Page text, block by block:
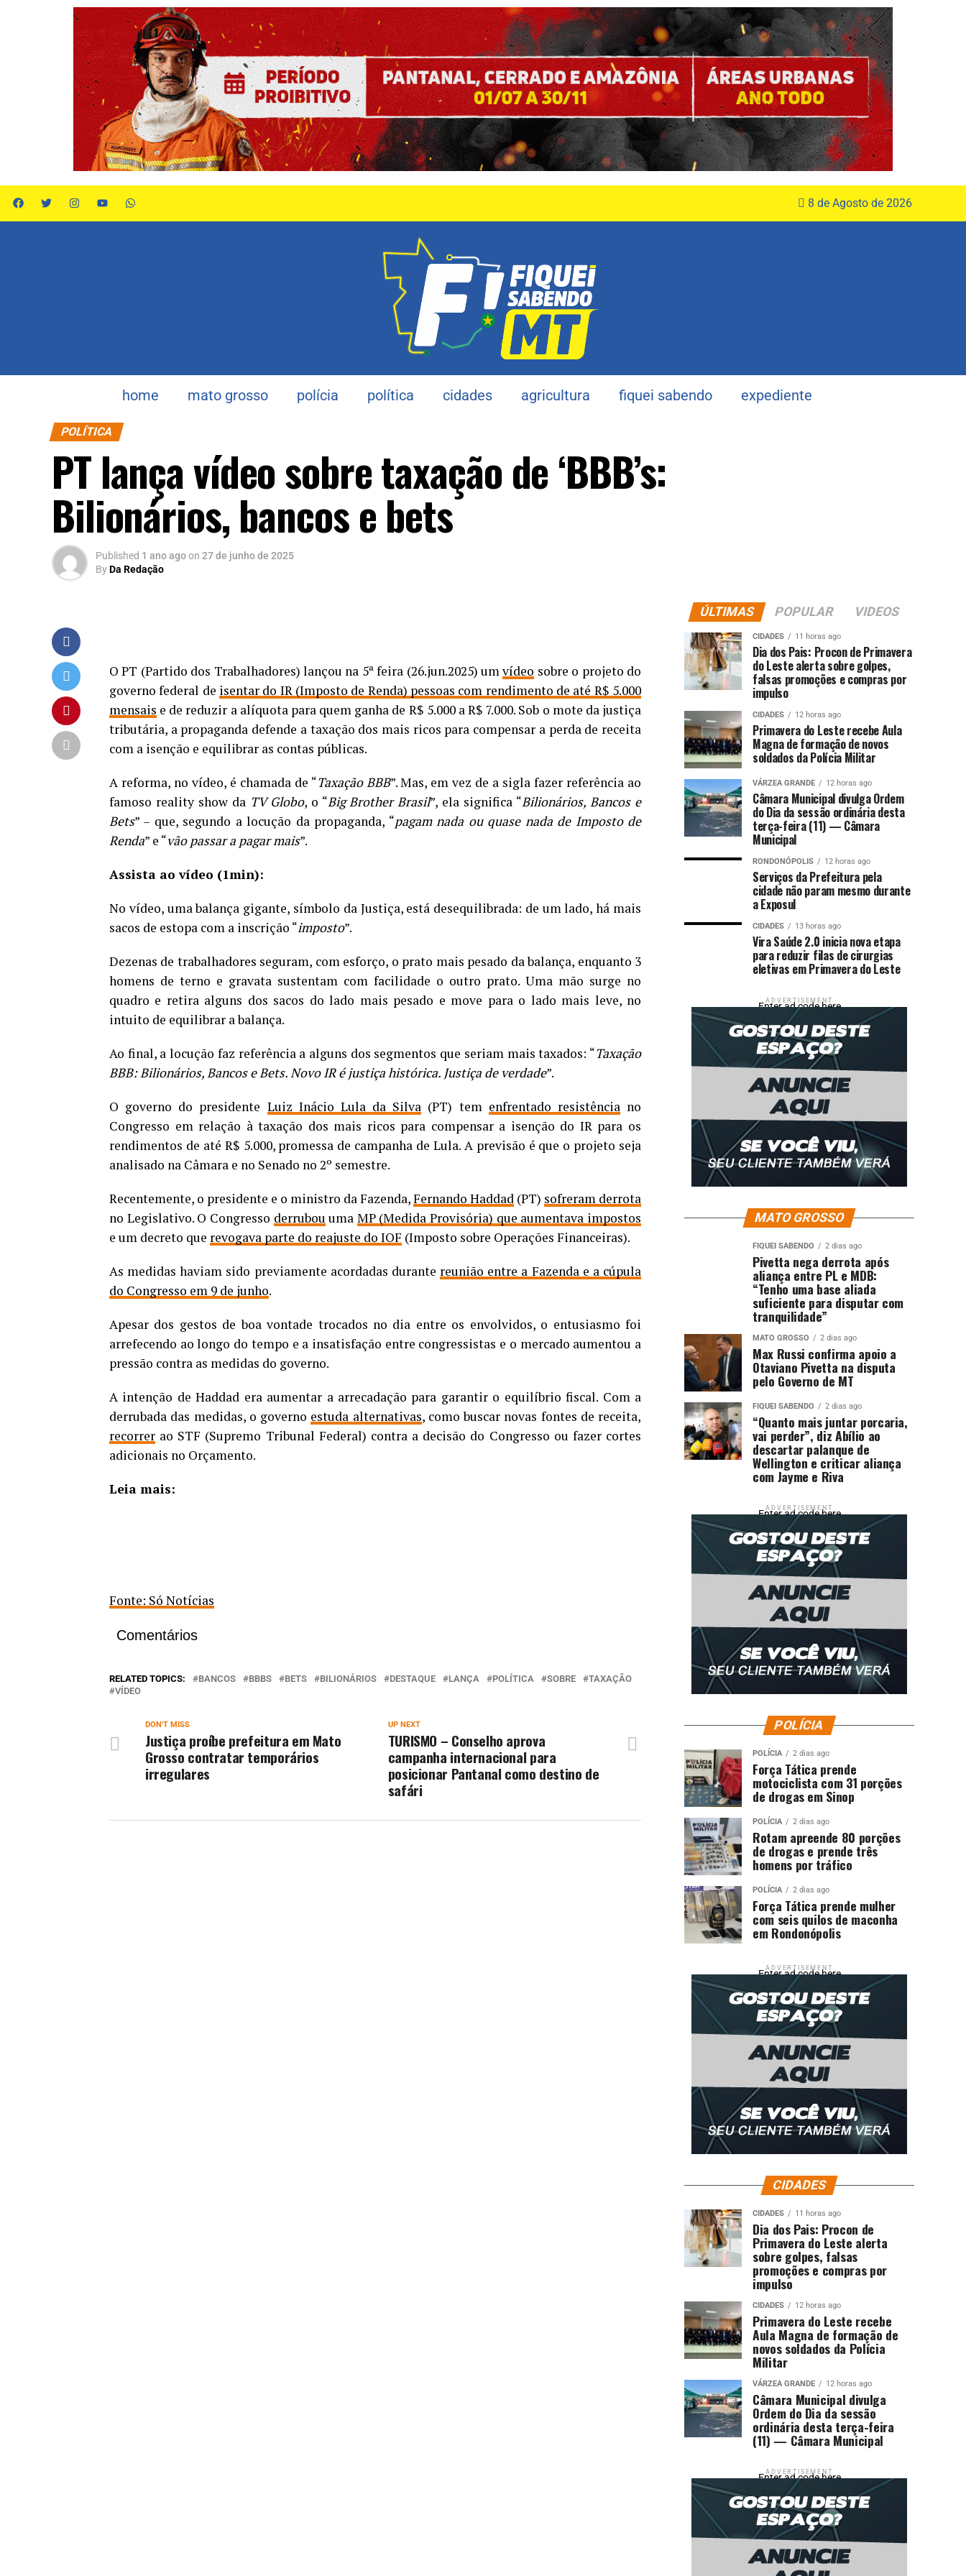
8 de Agosto de 2026
home mato grosso polícia política cidades agricultura fiquei sabendo expediente
POLÍTICA
PT lança vídeo sobre taxação de ‘BBB’s:
Bilionários, bancos e bets
Published 1 ano agoon 27 de junho de 2025
ByDa Redação
O PT (Partido dos Trabalhadores) lançou na 5ª feira (26.jun.2025) umvídeo sobre o projeto do
governo federal de isentar do IR (Imposto de Renda) pessoas com rendimento de até R$ 5.000
mensais e de reduzir a alíquota para quem ganha de R$ 5.000 a R$ 7.000. Sob o mote da justiça
tributária, a propaganda defende a taxação dos mais ricos para compensar a perda de receita
com a isenção e equilibrar as contas públicas.
A reforma, no vídeo, é chamada de “Taxação BBB”. Mas, em vez de a sigla fazer referência ao
famoso reality show da TV Globo, o “Big Brother Brasil”, ela significa “Bilionários, Bancos e
Bets” – que, segundo a locução da propaganda, “pagam nada ou quase nada de Imposto de
Renda” e “vão passar a pagar mais”.
Assista ao vídeo (1min):
No vídeo, uma balança gigante, símbolo da Justiça, está desequilibrada: de um lado, há mais
sacos de estopa com a inscrição “imposto”.
Dezenas de trabalhadores seguram, com esforço, o prato mais pesado da balança, enquanto 3
homens de terno e gravata sustentam com facilidade o outro prato. Uma mão surge no
quadro e retira alguns dos sacos do lado mais pesado e move para o lado mais leve, no
intuito de equilibrar a balança.
Ao final, a locução faz referência a alguns dos segmentos que seriam mais taxados: “Taxação
BBB: Bilionários, Bancos e Bets. Novo IR é justiça histórica. Justiça de verdade”.
O governo do presidente Luiz Inácio Lula da Silva (PT) tem enfrentado resistênciano
Congresso em relação à taxação dos mais ricos para compensar a isenção do IR para os
rendimentos de até R$ 5.000, promessa de campanha de Lula. A previsão é que o projeto seja
analisado na Câmara e no Senado no 2º semestre.
Recentemente, o presidente e o ministro da Fazenda,Fernando Haddad (PT) sofreram derrota
no Legislativo. O Congresso derrubou uma MP (Medida Provisória) que aumentava impostos
e um decreto que revogava parte do reajuste do IOF (Imposto sobre Operações Financeiras).
As medidas haviam sido previamente acordadas durante reunião entre a Fazenda e a cúpula
do Congresso em 9 de junho.
Apesar dos gestos de boa vontade trocados no dia entre os envolvidos, o entusiasmo foi
arrefecendo ao longo do tempo e a insatisfação entre congressistas e o mercado aumentou a
pressão contra as medidas do governo.
A intenção de Haddad era aumentar a arrecadação para garantir o equilíbrio fiscal. Com a
derrubada das medidas, o governo estuda alternativas, como buscar novas fontes de receita,
recorrer ao STF (Supremo Tribunal Federal) contra a decisão do Congresso ou fazer cortes
adicionais no Orçamento.
Leia mais:
Fonte: Só Notícias
Comentários
RELATED TOPICS: BANCOS BBBS BETS BILIONÁRIOS DESTAQUE LANÇA POLÍTICA SOBRE
TAXAÇÃO
VÍDEO
UP NEXT
TURISMO – Conselho aprova
campanha internacional para
posicionar Pantanal como destino de
safári
DON'T MISS
Justiça proíbe prefeitura em Mato
Grosso contratar temporários
irregulares
ÚLTIMAS POPULAR VIDEOS
CIDADES 11 horas ago
Dia dos Pais: Procon de Primavera
do Leste alerta sobre golpes,
falsas promoções e compras por
impulso
CIDADES 12 horas ago
Primavera do Leste recebe Aula
Magna de formação de novos
soldados da Polícia Militar
VÁRZEA GRANDE 12 horas ago
Câmara Municipal divulga Ordem
do Dia da sessão ordinária desta
terça-feira (11) — Câmara
Municipal
RONDONÓPOLIS 12 horas ago
Serviços da Prefeitura pela
cidade não param mesmo durante
a Exposul
CIDADES 13 horas ago
Vira Saúde 2.0 inicia nova etapa
para reduzir filas de cirurgias
eletivas em Primavera do Leste
ADVERTISEMENT
Enter ad code here
MATO GROSSO
FIQUEI SABENDO 2 dias ago
Pivetta nega derrota após
aliança entre PL e MDB:
“Tenho uma base aliada
suficiente para disputar com
tranquilidade”
MATO GROSSO 2 dias ago
Max Russi confirma apoio a
Otaviano Pivetta na disputa
pelo Governo de MT
FIQUEI SABENDO 2 dias ago
“Quanto mais juntar porcaria,
vai perder”, diz Abílio ao
descartar palanque de
Wellington e criticar aliança
com Jayme e Riva
ADVERTISEMENT
Enter ad code here
POLÍCIA
POLÍCIA 2 dias ago
Força Tática prende
motociclista com 31 porções
de drogas em Sinop
POLÍCIA 2 dias ago
Rotam apreende 80 porções
de drogas e prende três
homens por tráfico
POLÍCIA 2 dias ago
Força Tática prende mulher
com seis quilos de maconha
em Rondonópolis
ADVERTISEMENT
Enter ad code here
CIDADES
CIDADES 11 horas ago
Dia dos Pais: Procon de
Primavera do Leste alerta
sobre golpes, falsas
promoções e compras por
impulso
CIDADES 12 horas ago
Primavera do Leste recebe
Aula Magna de formação de
novos soldados da Polícia
Militar
VÁRZEA GRANDE 12 horas ago
Câmara Municipal divulga
Ordem do Dia da sessão
ordinária desta terça-feira
(11) — Câmara Municipal
ADVERTISEMENT
Enter ad code here